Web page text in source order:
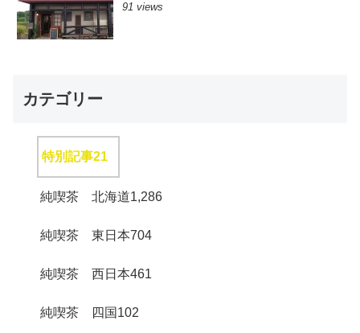
91 views
カテゴリー
特別記事21
純喫茶 北海道1,286
純喫茶 東日本704
純喫茶 西日本461
純喫茶 四国 102